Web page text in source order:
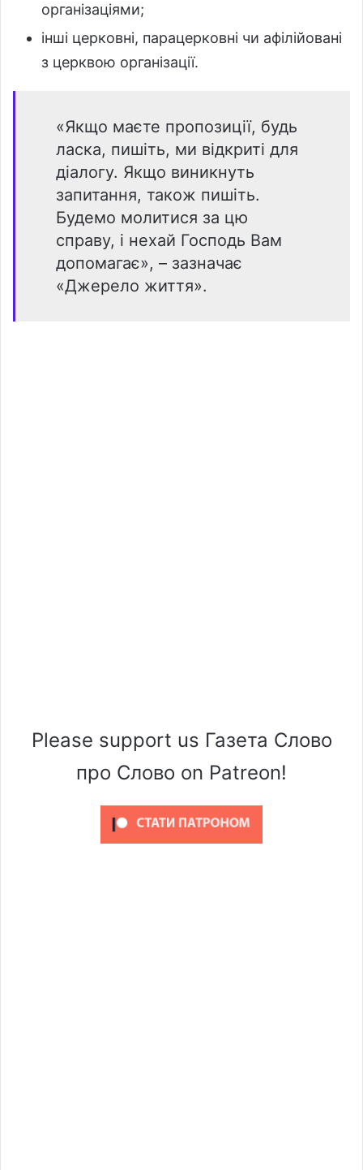
організаціями;
інші церковні, парацерковні чи афілійовані
з церквою організації.
«Якщо маєте пропозиції, будь
ласка, пишіть, ми відкриті для
діалогу. Якщо виникнуть
запитання, також пишіть.
Будемо молитися за цю
справу, і нехай Господь Вам
допомагає», – зазначає
«Джерело життя».
Please support us Газета Слово
про Слово on Patreon!